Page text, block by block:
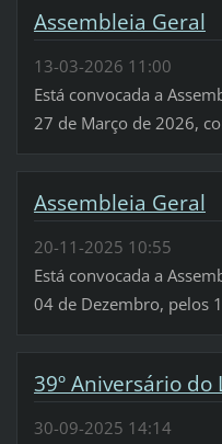
Assembleia Geral
13-03-2026 11:00
Está convocada a
27 de Março de 2026,
Assembleia Geral
20-11-2025 10:55
Está convocada a
04 de Dezembro, pelos
39º Aniversário do
30-09-2025 14:14